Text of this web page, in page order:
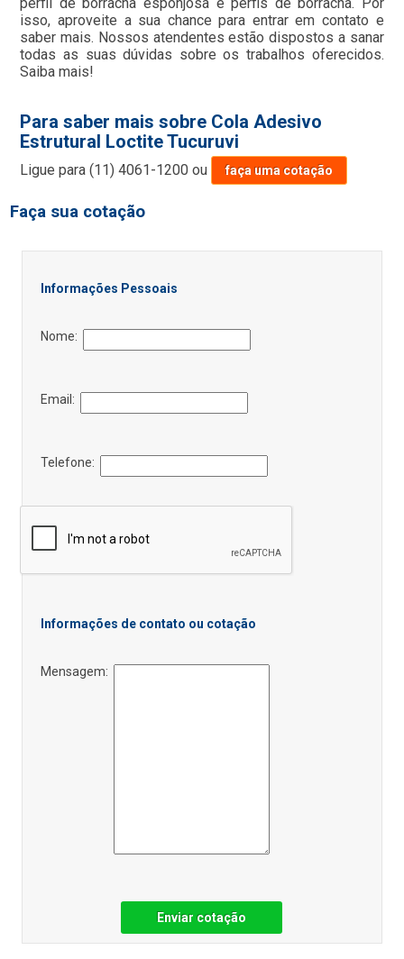
isso, aproveite a sua chance para entrar em contato e
saber mais. Nossos atendentes estão dispostos a sanar
todas as suas dúvidas sobre os trabalhos oferecidos.
Saiba mais!
Para saber mais sobre Cola Adesivo
Estrutural Loctite Tucuruvi
Ligue para(11) 4061-1200 ou faça uma cotação
Faça sua cotação
Informações Pessoais
Nome:
Email:
Telefone:
Informações de contato ou cotação
Mensagem:
Enviar cotação